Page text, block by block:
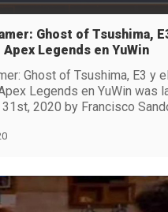
Ghost of Tsushima,
Legends en YuWin
Ghost of Tsushima, E3 y el
Legends en YuWin was
2020 by Francisco